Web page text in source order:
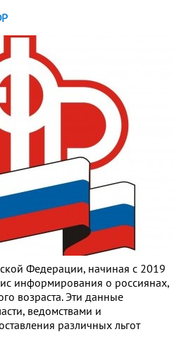
Федерации, начиная с 2019
информирования о россиянах,
возраста. Эти данные
ведомствами и
различных льгот